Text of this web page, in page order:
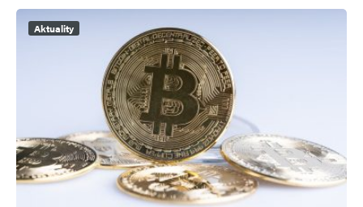
Aktuality